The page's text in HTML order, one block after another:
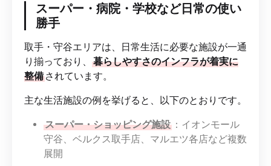
スーパー・病院・学校など日常の使い
勝手
取手・守谷エリアは、日常生活に必要な施設が一通
り揃っており、
暮らしやすさのインフラが着実に
整備 されています。
主な生活施設の例を挙げると、以下のとおりです。
スーパー・ショッピング施設 ：イオンモール
守谷、ベルクス取手店、マルエツ各店など複数
展開